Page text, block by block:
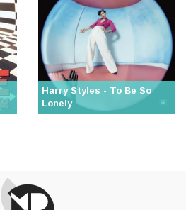
Harry Styles - To Be So
Lonely